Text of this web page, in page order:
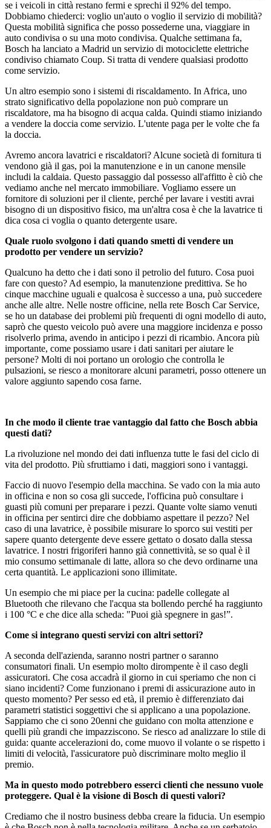
se i veicoli in città restano fermi e sprechi il 92% del tempo.
Dobbiamo chiederci: voglio un'auto o voglio il servizio di mobilità?
Questa mobilità significa che posso possederne una, viaggiare in
auto condivisa o su una moto condivisa. Qualche settimana fa,
Bosch ha lanciato a Madrid un servizio di motociclette elettriche
condiviso chiamato Coup. Si tratta di vendere qualsiasi prodotto
come servizio.
Un altro esempio sono i sistemi di riscaldamento. In Africa, uno
strato significativo della popolazione non può comprare un
riscaldatore, ma ha bisogno di acqua calda. Quindi stiamo iniziando
a vendere la doccia come servizio. L'utente paga per le volte che fa
la doccia.
Avremo ancora lavatrici e riscaldatori? Alcune società di fornitura ti
vendono già il gas, poi la manutenzione e in un canone mensile
includi la caldaia. Questo passaggio dal possesso all'affitto è ciò che
vediamo anche nel mercato immobiliare. Vogliamo essere un
fornitore di soluzioni per il cliente, perché per lavare i vestiti avrai
bisogno di un dispositivo fisico, ma un'altra cosa è che la lavatrice ti
dica cosa ci voglia o quanto detergente usare.
Quale ruolo svolgono i dati quando smetti di vendere un
prodotto per vendere un servizio?
Qualcuno ha detto che i dati sono il petrolio del futuro. Cosa puoi
fare con questo? Ad esempio, la manutenzione predittiva. Se ho
cinque macchine uguali e qualcosa è successo a una, può succedere
anche alle altre. Nelle nostre officine, nella rete Bosch Car Service,
se ho un database dei problemi più frequenti di ogni modello di auto,
saprò che questo veicolo può avere una maggiore incidenza e posso
risolverlo prima, avendo in anticipo i pezzi di ricambio. Ancora più
importante, come possiamo usare i dati sanitari per aiutare le
persone? Molti di noi portano un orologio che controlla le
pulsazioni, se riesco a monitorare alcuni parametri, posso ottenere un
valore aggiunto sapendo cosa farne.
In che modo il cliente trae vantaggio dal fatto che Bosch abbia
questi dati?
La rivoluzione nel mondo dei dati influenza tutte le fasi del ciclo di
vita del prodotto. Più sfruttiamo i dati, maggiori sono i vantaggi.
Faccio di nuovo l'esempio della macchina. Se vado con la mia auto
in officina e non so cosa gli succede, l'officina può consultare i
guasti più comuni per preparare i pezzi. Quante volte siamo venuti
in officina per sentirci dire che dobbiamo aspettare il pezzo? Nel
caso di una lavatrice, è possibile misurare lo sporco sui vestiti per
sapere quanto detergente deve essere gettato o dosato dalla stessa
lavatrice. I nostri frigoriferi hanno già connettività, se so qual è il
mio consumo settimanale di latte, allora so che devo ordinarne una
certa quantità. Le applicazioni sono illimitate.
Un esempio che mi piace per la cucina: padelle collegate al
Bluetooth che rilevano che l'acqua sta bollendo perché ha raggiunto
i 100 °C e che dice alla scheda: "Puoi già spegnere in gas!”.
Come si integrano questi servizi con altri settori?
A seconda dell'azienda, saranno nostri partner o saranno
consumatori finali. Un esempio molto dirompente è il caso degli
assicuratori. Che cosa accadrà il giorno in cui speriamo che non ci
siano incidenti? Come funzionano i premi di assicurazione auto in
questo momento? Per sesso ed età, il premio è differenziato dai
parametri statistici soggettivi che si applicano a una popolazione.
Sappiamo che ci sono 20enni che guidano con molta attenzione e
quelli più grandi che impazziscono. Se riesco ad analizzare lo stile di
guida: quante accelerazioni do, come muovo il volante o se rispetto i
limiti di velocità, l'assicuratore può discriminare molto meglio il
premio.
Ma in questo modo potrebbero esserci clienti che nessuno vuole
proteggere. Qual è la visione di Bosch di questi valori?
Crediamo che il nostro business debba creare la fiducia. Un esempio